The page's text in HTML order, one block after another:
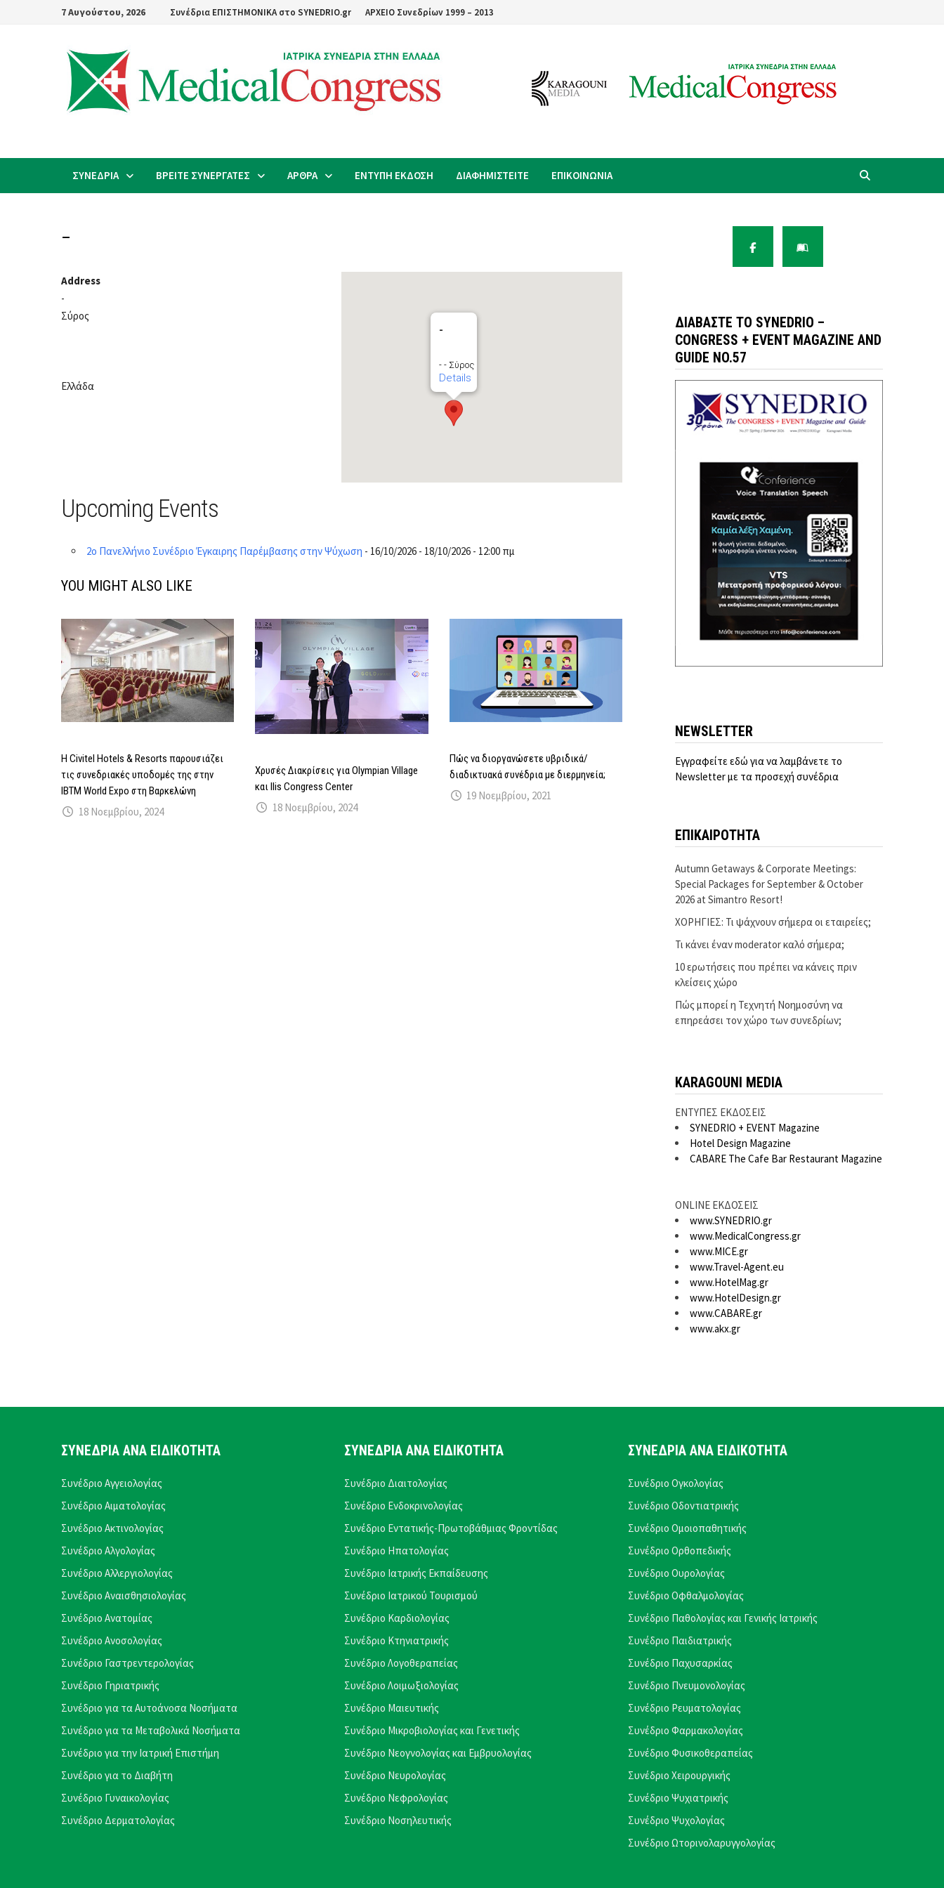
7 Αυγούστου, 2026 Συνέδρια ΕΠΙΣΤΗΜΟΝΙΚΑ στο SYNEDRIO.gr ΑΡΧΕΙΟ Συνεδρίων 1999 – 2013
ΣΥΝΕΔΡΙΑ ΒΡΕΙΤΕ ΣΥΝΕΡΓΑΤΕΣ ΑΡΘΡΑ ΕΝΤΥΠΗ ΕΚΔΟΣΗ ΔΙΑΦΗΜΙΣΤΕΙΤΕ ΕΠΙΚΟΙΝΩΝΙΑ
–
-
- - Σύρος
Details
Address
-
Σύρος
Ελλάδα
Upcoming Events
2ο Πανελλήνιο Συνέδριο Έγκαιρης Παρέμβασης στην Ψύχωση - 16/10/2026 - 18/10/2026 - 12:00 πμ
YOU MIGHT ALSO LIKE
Η Civitel Hotels & Resorts παρουσιάζει
τις συνεδριακές υποδομές της στην
IBTM World Expo στη Βαρκελώνη
18 Νοεμβρίου, 2024
Χρυσές Διακρίσεις για Olympian Village
και Ilis Congress Center
18 Νοεμβρίου, 2024
Πώς να διοργανώσετε υβριδικά/
διαδικτυακά συνέδρια με διερμηνεία;
19 Νοεμβρίου, 2021
ΔΙΑΒΆΣΤΕ ΤΟ SYNEDRIO –
CONGRESS + EVENT MAGAZINE AND
GUIDE NO.57
NEWSLETTER
Εγγραφείτε εδώ για να λαμβάνετε το
Newsletter με τα προσεχή συνέδρια
ΕΠΙΚΑΙΡΟΤΗΤΑ
Autumn Getaways & Corporate Meetings:
Special Packages for September & October
2026 at Simantro Resort!
ΧΟΡΗΓΙΕΣ: Τι ψάχνουν σήμερα οι εταιρείες;
Τι κάνει έναν moderator καλό σήμερα;
10 ερωτήσεις που πρέπει να κάνεις πριν
κλείσεις χώρο
Πώς μπορεί η Τεχνητή Νοημοσύνη να
επηρεάσει τον χώρο των συνεδρίων;
KARAGOUNI MEDIA
ΕΝΤΥΠΕΣ ΕΚΔΟΣΕΙΣ
SYNEDRIO + EVENT Magazine
Hotel Design Magazine
CABARE The Cafe Bar Restaurant Magazine
ONLINE ΕΚΔΟΣΕΙΣ
www.SYNEDRIO.gr
www.MedicalCongress.gr
www.MICE.gr
www.Travel-Agent.eu
www.HotelMag.gr
www.HotelDesign.gr
www.CABARE.gr
www.akx.gr
ΣΥΝΕΔΡΙΑ ΑΝΑ ΕΙΔΙΚΟΤΗΤΑ
Συνέδριο Αγγειολογίας
Συνέδριο Αιματολογίας
Συνέδριο Ακτινολογίας
Συνέδριο Αλγολογίας
Συνέδριο Αλλεργιολογίας
Συνέδριο Αναισθησιολογίας
Συνέδριο Ανατομίας
Συνέδριο Ανοσολογίας
Συνέδριο Γαστρεντερολογίας
Συνέδριο Γηριατρικής
Συνέδριο για τα Αυτοάνοσα Νοσήματα
Συνέδριο για τα Μεταβολικά Νοσήματα
Συνέδριο για την Ιατρική Επιστήμη
Συνέδριο για το Διαβήτη
Συνέδριο Γυναικολογίας
Συνέδριο Δερματολογίας
ΣΥΝΕΔΡΙΑ ΑΝΑ ΕΙΔΙΚΟΤΗΤΑ
Συνέδριο Διαιτολογίας
Συνέδριο Ενδοκρινολογίας
Συνέδριο Εντατικής-Πρωτοβάθμιας Φροντίδας
Συνέδριο Ηπατολογίας
Συνέδριο Ιατρικής Εκπαίδευσης
Συνέδριο Ιατρικού Τουρισμού
Συνέδριο Καρδιολογίας
Συνέδριο Κτηνιατρικής
Συνέδριο Λογοθεραπείας
Συνέδριο Λοιμωξιολογίας
Συνέδριο Μαιευτικής
Συνέδριο Μικροβιολογίας και Γενετικής
Συνέδριο Νεογνολογίας και Εμβρυολογίας
Συνέδριο Νευρολογίας
Συνέδριο Νεφρολογίας
Συνέδριο Νοσηλευτικής
ΣΥΝΕΔΡΙΑ ΑΝΑ ΕΙΔΙΚΟΤΗΤΑ
Συνέδριο Ογκολογίας
Συνέδριο Οδοντιατρικής
Συνέδριο Ομοιοπαθητικής
Συνέδριο Ορθοπεδικής
Συνέδριο Ουρολογίας
Συνέδριο Οφθαλμολογίας
Συνέδριο Παθολογίας και Γενικής Ιατρικής
Συνέδριο Παιδιατρικής
Συνέδριο Παχυσαρκίας
Συνέδριο Πνευμονολογίας
Συνέδριο Ρευματολογίας
Συνέδριο Φαρμακολογίας
Συνέδριο Φυσικοθεραπείας
Συνέδριο Χειρουργικής
Συνέδριο Ψυχιατρικής
Συνέδριο Ψυχολογίας
Συνέδριο Ωτορινολαρυγγολογίας